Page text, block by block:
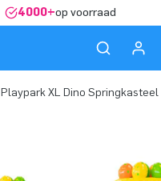
4000+op voorraad
Playpark XL Dino Springkasteel